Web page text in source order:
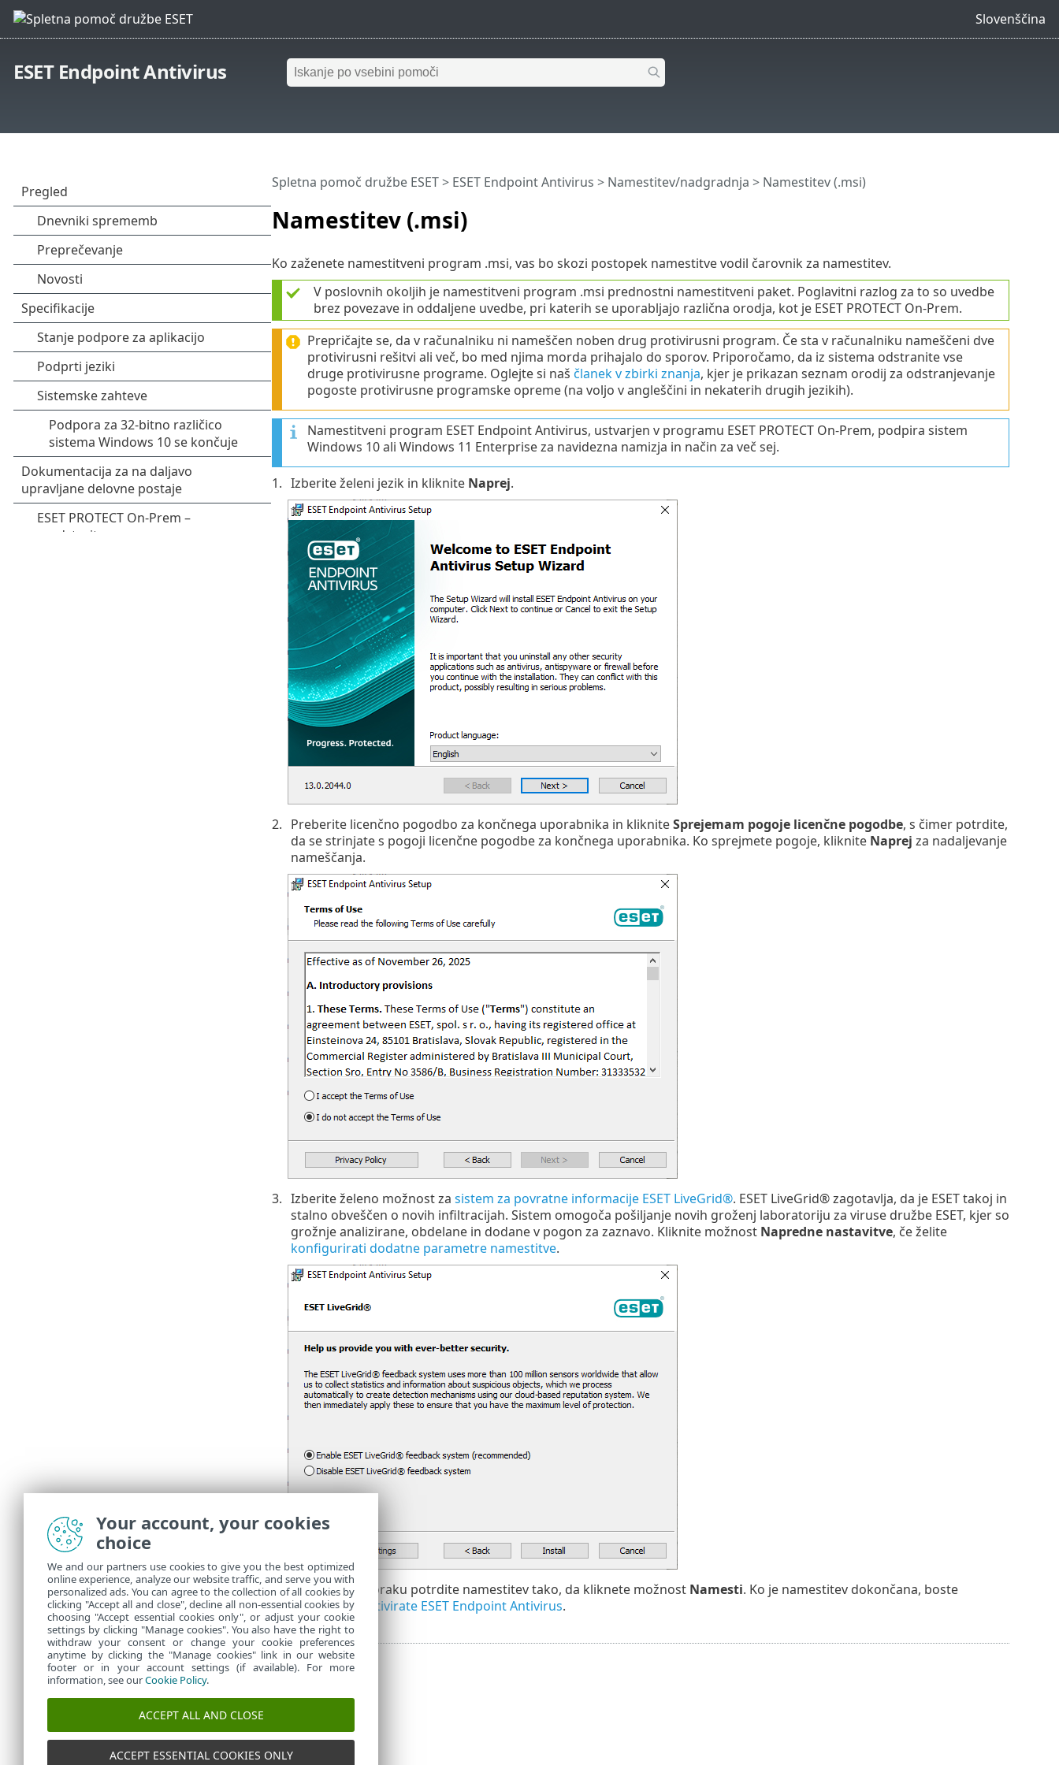
Slovenščina
ESET Endpoint Antivirus
Namestitev (.msi)
Spletna pomoč družbe ESET> ESET Endpoint Antivirus > Namestitev/nadgradnja > Namestitev (.msi)
Ko zaženete namestitveni program .msi, vas bo skozi postopek namestitve vodil čarovnik za namestitev.
V poslovnih okoljih je namestitveni program .msi prednostni namestitveni paket. Poglavitni razlog za to so uvedbe
brez povezave in oddaljene uvedbe, pri katerih se uporabljajo različna orodja, kot je ESET PROTECT On-Prem.
Prepričajte se, da v računalniku ni nameščen noben drug protivirusni program. Če sta v računalniku nameščeni dve
protivirusni rešitvi ali več, bo med njima morda prihajalo do sporov. Priporočamo, da iz sistema odstranite vse
druge protivirusne programe. Oglejte si naš članek v zbirki znanja, kjer je prikazan seznam orodij za odstranjevanje
pogoste protivirusne programske opreme (na voljo v angleščini in nekaterih drugih jezikih).
Namestitveni program ESET Endpoint Antivirus, ustvarjen v programu ESET PROTECT On-Prem, podpira sistem
Windows 10 ali Windows 11 Enterprise za navidezna namizja in način za več sej.
Izberite želeni jezik in kliknite Naprej.
Preberite licenčno pogodbo za končnega uporabnika in klikniteSprejemam pogoje licenčne pogodbe, s čimer potrdite,
da se strinjate s pogoji licenčne pogodbe za končnega uporabnika. Ko sprejmete pogoje, kliknite Naprej za nadaljevanje
nameščanja.
Izberite želeno možnost za sistem za povratne informacije ESET LiveGrid®. ESET LiveGrid® zagotavlja, da je ESET takoj in
stalno obveščen o novih infiltracijah. Sistem omogoča pošiljanje novih groženj laboratoriju za viruse družbe ESET, kjer so
grožnje analizirane, obdelane in dodane v pogon za zaznavo. Kliknite možnost Napredne nastavitve, če želite
konfigurirati dodatne parametre namestitve.
Pri zadnjem koraku potrdite namestitev tako, da kliknete možnost Namesti. Ko je namestitev dokončana, boste
pozvani, da
aktivirate ESET Endpoint Antivirus.
Your account, your cookies
choice
We and our partners use cookies to give you the best optimized
online experience, analyze our website traffic, and serve you with
personalized ads. You can agree to the collection of all cookies by
clicking "Accept all and close", decline all non-essential cookies by
choosing "Accept essential cookies only", or adjust your cookie
settings by clicking "Manage cookies". You also have the right to
withdraw your consent or change your cookie preferences
anytime by clicking the "Manage cookies" link in our website
footer or in your account settings (if available). For more
information, see ourCookie Policy.
ACCEPT ALL AND CLOSE
ACCEPT ESSENTIAL COOKIES ONLY